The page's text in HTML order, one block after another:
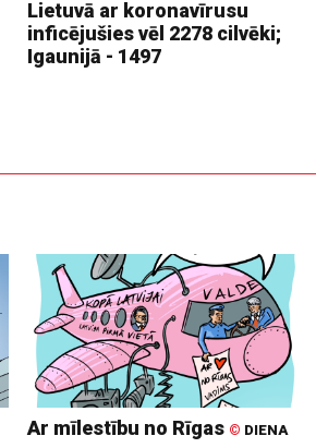
Lietuvā ar koronavīrusu
inficējušies vēl 2278 cilvēki;
Igaunijā - 1497
Ar mīlestību no Rīgas © DIENA